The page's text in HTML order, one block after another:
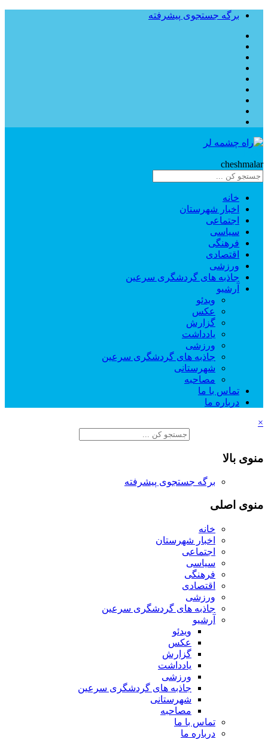
برگه جستجوی پیشرفته
cheshmalar
خانه
اخبار شهرستان
اجتماعی
سیاسی
فرهنگی
اقتصادی
ورزشی
جاذبه های گردشگری سرعین
آرشیو
ویدئو
عکس
گزارش
یادداشت
ورزشی
جاذبه های گردشگری سرعین
شهرستانی
مصاحبه
تماس با ما
درباره ما
×
منوی بالا
برگه جستجوی پیشرفته
منوی اصلی
خانه
اخبار شهرستان
اجتماعی
سیاسی
فرهنگی
اقتصادی
ورزشی
جاذبه های گردشگری سرعین
آرشیو
ویدئو
عکس
گزارش
یادداشت
ورزشی
جاذبه های گردشگری سرعین
شهرستانی
مصاحبه
تماس با ما
درباره ما